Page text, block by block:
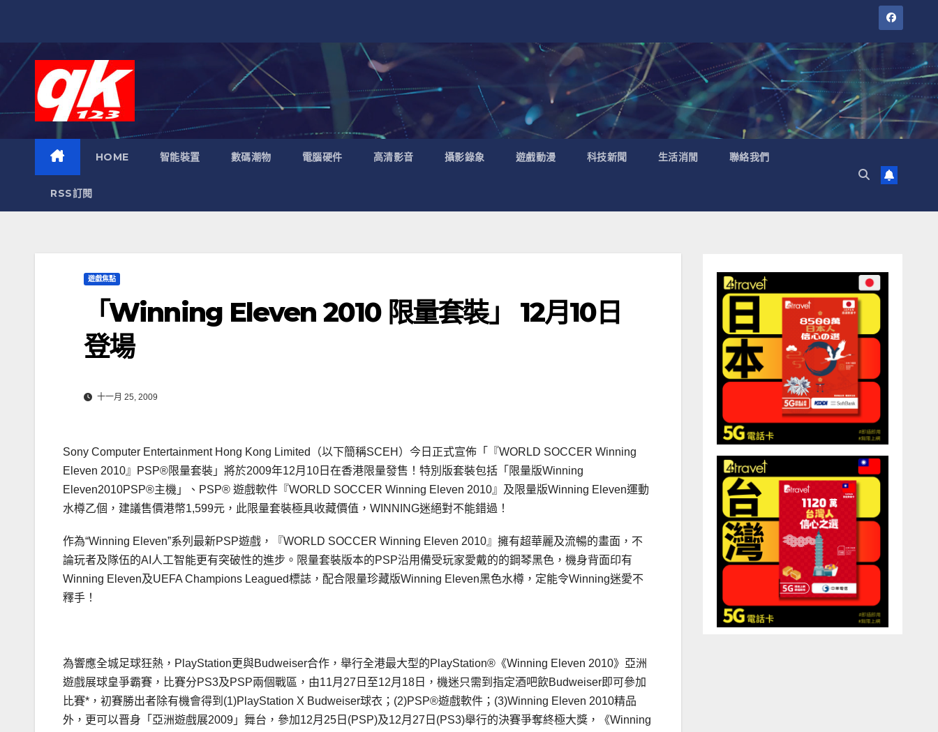
HOME 智能裝置 數碼潮物 電腦硬件 高清影音 攝影錄象 遊戲動漫 科技新聞 生活消閒 聯絡我們
RSS訂閱
遊戲焦點
「Winning Eleven 2010 限量套裝」 12月10日
登場
十一月 25, 2009
Sony Computer Entertainment Hong Kong Limited（以下簡稱SCEH）今日正式宣佈「『WORLD SOCCER Winning
Eleven 2010』PSP®限量套裝」將於2009年12月10日在香港限量發售！特別版套裝包括「限量版Winning
Eleven2010PSP®主機」、PSP® 遊戲軟件『WORLD SOCCER Winning Eleven 2010』及限量版Winning Eleven運動
水樽乙個，建議售價港幣1,599元，此限量套裝極具收藏價值，WINNING迷絕對不能錯過！
作為“Winning Eleven”系列最新PSP遊戲，『WORLD SOCCER Winning Eleven 2010』擁有超華麗及流暢的畫面，不
論玩者及隊伍的AI人工智能更有突破性的進步。限量套裝版本的PSP沿用備受玩家愛戴的的鋼琴黑色，機身背面印有
Winning Eleven及UEFA Champions Leagued標誌，配合限量珍藏版Winning Eleven黑色水樽，定能令Winning迷愛不
釋手！
為響應全城足球狂熱，PlayStation更與Budweiser合作，舉行全港最大型的PlayStation®《Winning Eleven 2010》亞洲
遊戲展球皇爭霸賽，比賽分PS3及PSP兩個戰區，由11月27日至12月18日，機迷只需到指定酒吧飲Budweiser即可參加
比賽*，初賽勝出者除有機會得到(1)PlayStation X Budweiser球衣；(2)PSP®遊戲軟件；(3)Winning Eleven 2010精品
外，更可以晋身「亞洲遊戲展2009」舞台，參加12月25日(PSP)及12月27日(PS3)舉行的決賽爭奪終極大獎，《Winning